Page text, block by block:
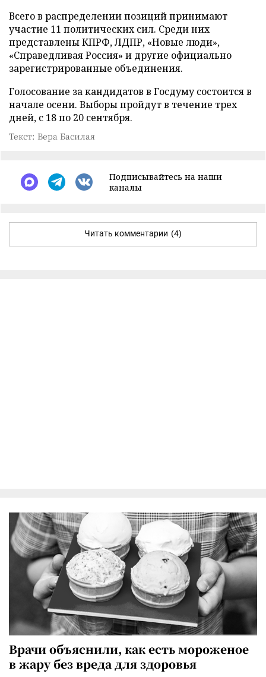
Всего в распределении позиций принимают
участие 11 политических сил. Среди них
представлены КПРФ, ЛДПР, «Новые люди»,
«Справедливая Россия» и другие официально
зарегистрированные объединения.
Голосование за кандидатов в Госдуму состоится в
начале осени. Выборы пройдут в течение трех
дней, с 18 по 20 сентября.
Текст: Вера Басилая
Подписывайтесь на наши
каналы
Читать комментарии (4)
Врачи объяснили, как есть мороженое
в жару без вреда для здоровья